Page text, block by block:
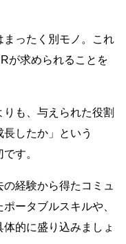
ったく別モノ。これ
が求められることを
も、与えられた役割
したか」という
す。
経験から得たコミュ
ータブルスキルや、
的に盛り込みましょ